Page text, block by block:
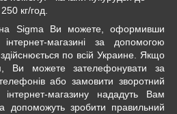
кг/год.
Sigma Ви можете, оформивши
магазині за допомогою
по всій Украине. Якщо
Ви можете зателефонувати за
або замовити зворотний
інтернет-магазину нададуть Вам
допоможуть зробити правильний